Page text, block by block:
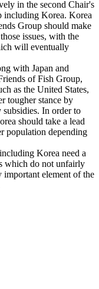
in the second Chair's
including Korea. Korea
Group should make
issues, with the
will eventually
with Japan and
of Fish Group,
as the United States,
tougher stance by
subsidies. In order to
should take a lead
population depending
Korea need a
which do not unfairly
important element of the